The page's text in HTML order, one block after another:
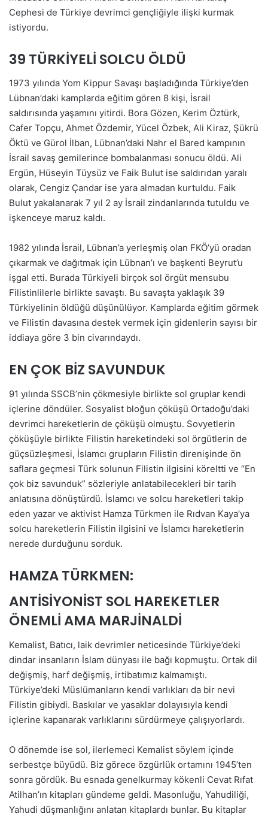
Cephesi de Türkiye devrimci gençliğiyle ilişki kurmak
istiyordu.
39 TÜRKİYELİ SOLCU ÖLDÜ
1973 yılında Yom Kippur Savaşı başladığında Türkiye’den
Lübnan’daki kamplarda eğitim gören 8 kişi, İsrail
saldırısında yaşamını yitirdi. Bora Gözen, Kerim Öztürk,
Cafer Topçu, Ahmet Özdemir, Yücel Özbek, Ali Kiraz, Şükrü
Öktü ve Gürol İlban, Lübnan’daki Nahr el Bared kampının
İsrail savaş gemilerince bombalanması sonucu öldü. Ali
Ergün, Hüseyin Tüysüz ve Faik Bulut ise saldırıdan yaralı
olarak, Cengiz Çandar ise yara almadan kurtuldu. Faik
Bulut yakalanarak 7 yıl 2 ay İsrail zindanlarında tutuldu ve
işkenceye maruz kaldı.
1982 yılında İsrail, Lübnan’a yerleşmiş olan FKÖ’yü oradan
çıkarmak ve dağıtmak için Lübnan’ı ve başkenti Beyrut’u
işgal etti. Burada Türkiyeli birçok sol örgüt mensubu
Filistinlilerle birlikte savaştı. Bu savaşta yaklaşık 39
Türkiyelinin öldüğü düşünülüyor. Kamplarda eğitim görmek
ve Filistin davasına destek vermek için gidenlerin sayısı bir
iddiaya göre 3 bin civarındaydı.
EN ÇOK BİZ SAVUNDUK
91 yılında SSCB’nin çökmesiyle birlikte sol gruplar kendi
içlerine döndüler. Sosyalist bloğun çöküşü Ortadoğu’daki
devrimci hareketlerin de çöküşü olmuştu. Sovyetlerin
çöküşüyle birlikte Filistin hareketindeki sol örgütlerin de
güçsüzleşmesi, İslamcı grupların Filistin direnişinde ön
saflara geçmesi Türk solunun Filistin ilgisini köreltti ve “En
çok biz savunduk” sözleriyle anlatabilecekleri bir tarih
anlatısına dönüştürdü. İslamcı ve solcu hareketleri takip
eden yazar ve aktivist Hamza Türkmen ile Rıdvan Kaya’ya
solcu hareketlerin Filistin ilgisini ve İslamcı hareketlerin
nerede durduğunu sorduk.
HAMZA TÜRKMEN:
ANTİSİYONİST SOL HAREKETLER
ÖNEMLİ AMA MARJİNALDİ
Kemalist, Batıcı, laik devrimler neticesinde Türkiye’deki
dindar insanların İslam dünyası ile bağı kopmuştu. Ortak dil
değişmiş, harf değişmiş, irtibatımız kalmamıştı.
Türkiye’deki Müslümanların kendi varlıkları da bir nevi
Filistin gibiydi. Baskılar ve yasaklar dolayısıyla kendi
içlerine kapanarak varlıklarını sürdürmeye çalışıyorlardı.
O dönemde ise sol, ilerlemeci Kemalist söylem içinde
serbestçe büyüdü. Biz görece özgürlük ortamını 1945’ten
sonra gördük. Bu esnada genelkurmay kökenli Cevat Rıfat
Atilhan’ın kitapları gündeme geldi. Masonluğu, Yahudiliği,
Yahudi düşmanlığını anlatan kitaplardı bunlar. Bu kitaplar